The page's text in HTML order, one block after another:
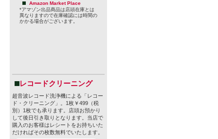
Amazon Market Place
*アマゾン出品商品は店頭在庫とは
異なりますので在庫確認には時間の
かかる場合がございます。
レコードクリーニング
超音波レコード洗浄機による「レコー
ド・クリーニング」。1枚￥499（税
別）1枚でも承ります。店頭お預かり
して後日引き取りとなります。当店で
購入のお客様はレシートをお持ちいた
だければその枚数無料でいたします。